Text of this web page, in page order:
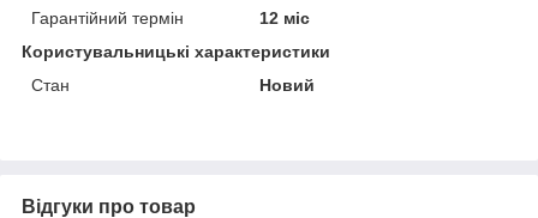
Гарантійний термін
12 міс
Користувальницькі характеристики
Стан
Новий
Відгуки про товар